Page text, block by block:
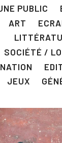
PUBLIC
ART
SOCIÉTÉ /
JEUX